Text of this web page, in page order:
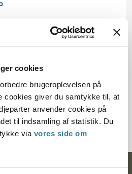
cookies
brugeroplevelsen på
cookies giver du samtykke til, at
anvender cookies på
til indsamling af statistik. Du
via vores side om